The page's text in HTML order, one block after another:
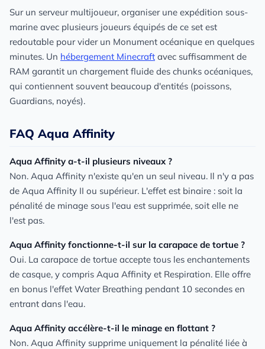
Sur un serveur multijoueur, organiser une expédition sous-
marine avec plusieurs joueurs équipés de ce set est
redoutable pour vider un Monument océanique en quelques
minutes. Un hébergement Minecraft avec suffisamment de
RAM garantit un chargement fluide des chunks océaniques,
qui contiennent souvent beaucoup d'entités (poissons,
Guardians, noyés).
FAQ Aqua Affinity
Aqua Affinity a-t-il plusieurs niveaux ?
Non. Aqua Affinity n'existe qu'en un seul niveau. Il n'y a pas
de Aqua Affinity II ou supérieur. L'effet est binaire : soit la
pénalité de minage sous l'eau est supprimée, soit elle ne
l'est pas.
Aqua Affinity fonctionne-t-il sur la carapace de tortue ?
Oui. La carapace de tortue accepte tous les enchantements
de casque, y compris Aqua Affinity et Respiration. Elle offre
en bonus l'effet Water Breathing pendant 10 secondes en
entrant dans l'eau.
Aqua Affinity accélère-t-il le minage en flottant ?
Non. Aqua Affinity supprime uniquement la pénalité liée à